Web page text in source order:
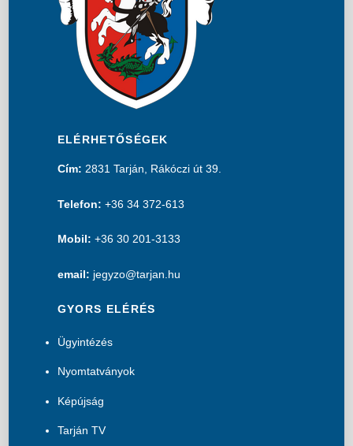
ELÉRHETŐSÉGEK
Cím: 2831 Tarján, Rákóczi út 39.
Telefon: +36 34 372-613
Mobil: +36 30 201-3133
email: jegyzo@tarjan.hu
GYORS ELÉRÉS
Ügyintézés
Nyomtatványok
Képújság
Tarján TV